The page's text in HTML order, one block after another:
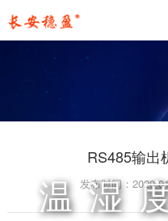
温湿
RS485输出
发布时间：2020-